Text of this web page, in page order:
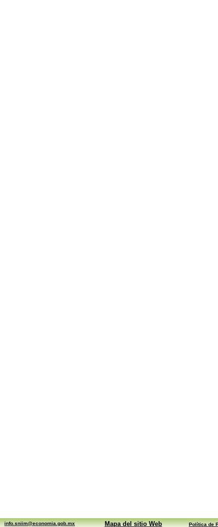
info.sniim@economia.gob.mx Mapa del sitio Web Política de